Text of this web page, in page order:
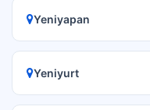
Yeniyapan
Yeniyurt